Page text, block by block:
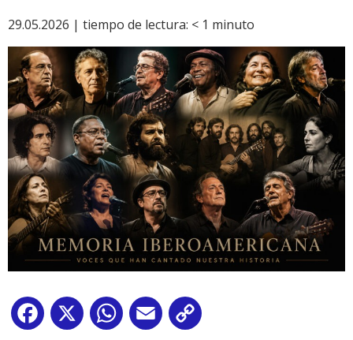
29.05.2026 | tiempo de lectura: < 1 minuto
Facebook
X WhatsApp
Email